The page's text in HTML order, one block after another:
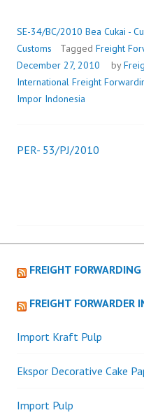
SE-34/BC/2010 Bea Cukai -
Customs
Tagged Freight
December 27, 2010
by
International Freight
Impor Indonesia
Post
PER- 53/PJ/2010
FREIGHT
FREIGHT FORWARDER
Import Kraft Pulp
Ekspor Decorative Cake
Import Pulp